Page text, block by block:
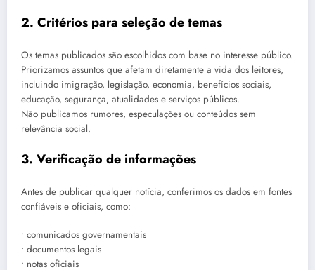
2. Critérios para seleção de temas
Os temas publicados são escolhidos com base no interesse público.
Priorizamos assuntos que afetam diretamente a vida dos leitores,
incluindo imigração, legislação, economia, benefícios sociais,
educação, segurança, atualidades e serviços públicos.
Não publicamos rumores, especulações ou conteúdos sem
relevância social.
3. Verificação de informações
Antes de publicar qualquer notícia, conferimos os dados em fontes
confiáveis e oficiais, como:
• comunicados governamentais
• documentos legais
• notas oficiais